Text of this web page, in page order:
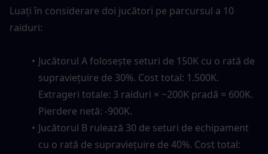
Luați în considerare doi jucători pe parcursul a 10
raiduri:
Jucătorul A folosește seturi de 150K cu o rată de
supraviețuire de 30%. Cost total: 1.500K.
Extrageri totale: 3 raiduri × ~200K pradă = 600K.
Pierdere netă: -900K.
Jucătorul B rulează 30 de seturi de echipament
cu o rată de supraviețuire de 40%. Cost total: